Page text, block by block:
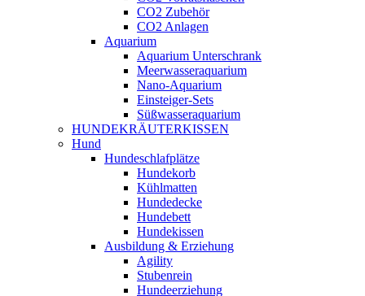
CO2 Zubehör
CO2 Anlagen
Aquarium
Aquarium Unterschrank
Meerwasseraquarium
Nano-Aquarium
Einsteiger-Sets
Süßwasseraquarium
HUNDEKRÄUTERKISSEN
Hund
Hundeschlafplätze
Hundekorb
Kühlmatten
Hundedecke
Hundebett
Hundekissen
Ausbildung & Erziehung
Agility
Stubenrein
Hundeerziehung